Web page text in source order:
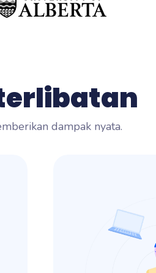
dampak nyata.